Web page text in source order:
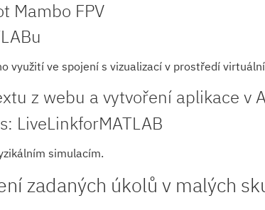
Mambo FPV
využití ve spojení s vizualizací v prostředí
z webu a vytvoření aplikace v
LiveLinkforMATLAB
simulacím.
zadaných úkolů v malých